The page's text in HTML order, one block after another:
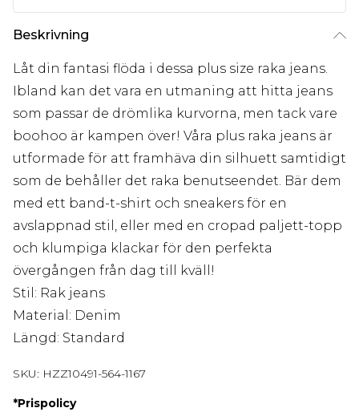
Beskrivning
Låt din fantasi flöda i dessa plus size raka jeans.
Ibland kan det vara en utmaning att hitta jeans
som passar de drömlika kurvorna, men tack vare
boohoo är kampen över! Våra plus raka jeans är
utformade för att framhäva din silhuett samtidigt
som de behåller det raka benutseendet. Bär dem
med ett band-t-shirt och sneakers för en
avslappnad stil, eller med en cropad paljett-topp
och klumpiga klackar för den perfekta
övergången från dag till kväll!
Stil: Rak jeans
Material: Denim
Längd: Standard
SKU: HZZ10491-564-1167
*Prispolicy